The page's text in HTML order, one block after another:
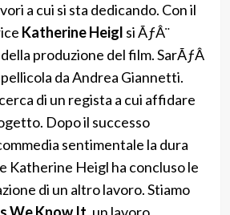
a cui si sta dedicando. Con il
Katherine Heigl si ÃƒÂ¨
produzione del film. SarÃƒÂ
da Andrea Giannetti.
di un regista a cui affidare
Dopo il successo
sentimentale la dura
Katherine Heigl ha concluso le
di un altro lavoro. Stiamo